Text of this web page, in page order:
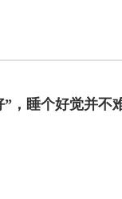
，睡个好觉并不